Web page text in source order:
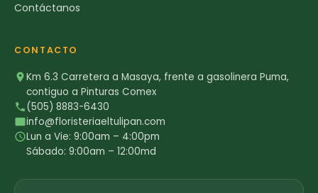
Contáctanos
CONTACTO
Km 6.3 Carretera a Masaya, frente a gasolinera Puma,
contiguo a Pinturas Comex
(505) 8883-6430
info@floristeriaeltulipan.com
Lun a Vie: 9:00am – 4:00pm
Sábado: 9:00am – 12:00md